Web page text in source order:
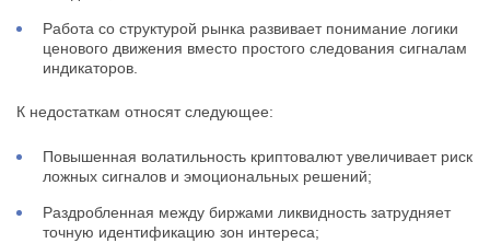
Работа со структурой рынка развивает понимание логики
ценового движения вместо простого следования сигналам
индикаторов.
К недостаткам относят следующее:
Повышенная волатильность криптовалют увеличивает риск
ложных сигналов и эмоциональных решений;
Раздробленная между биржами ликвидность затрудняет
точную идентификацию зон интереса;